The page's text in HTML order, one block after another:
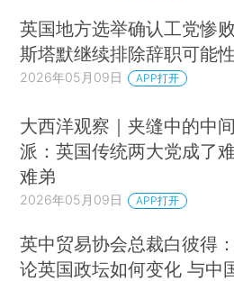
英国地方选举确认工党惨败
斯塔默继续排除辞职可能性
2026年05月09日 APP打开
大西洋观察｜夹缝中的中间
派：英国传统两大党成了
难弟
2026年05月09日 APP打开
英中贸易协会总裁白彼得
论英国政坛如何变化 与中